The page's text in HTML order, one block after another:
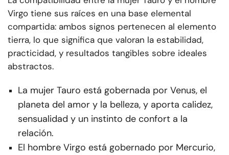
Virgo tiene sus raíces en una base elemental
compartida: ambos signos pertenecen al elemento
tierra, lo que significa que valoran la estabilidad,
practicidad, y resultados tangibles sobre ideales
abstractos.
La mujer Tauro está gobernada por Venus, el
planeta del amor y la belleza, y aporta calidez,
sensualidad y un instinto de confort a la
relación.
El hombre Virgo está gobernado por Mercurio,